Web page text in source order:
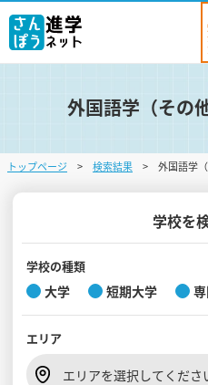
ログイン
・登録
学校を探す
オープンキャン
入試・受験入門
外国語学（その
トップページ 検索結果 外国語学
学校を
学校の種類
大学 短期大学
エリア
エリアを選択してくださ